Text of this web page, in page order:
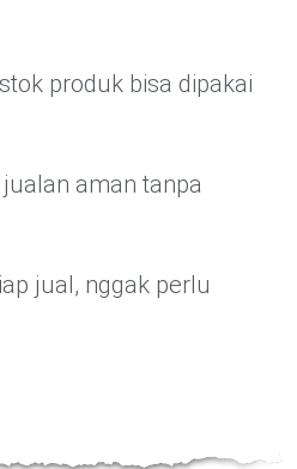
produk bisa dipakai
aman tanpa
jual, nggak perlu